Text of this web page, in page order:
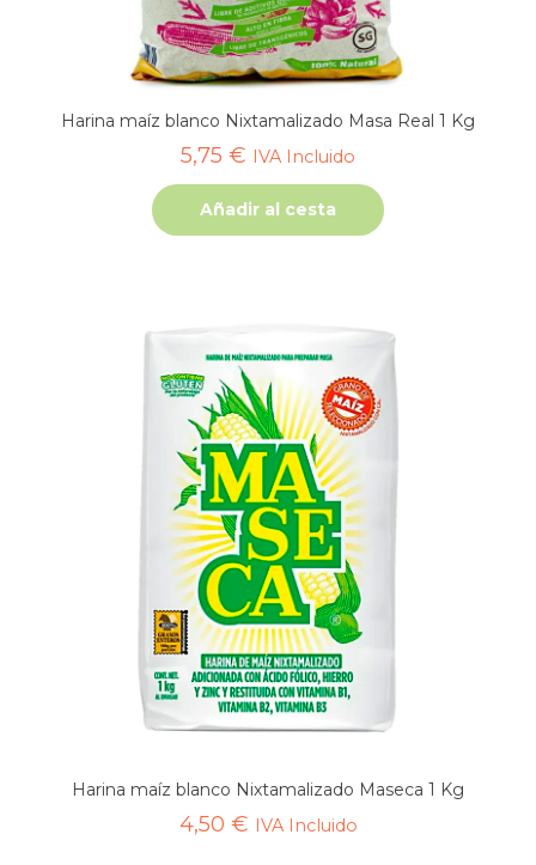
Harina maíz blanco Nixtamalizado Masa Real 1 Kg
5,75 € IVA Incluido
Añadir al cesta
Harina maíz blanco Nixtamalizado Maseca 1 Kg
4,50 € IVA Incluido